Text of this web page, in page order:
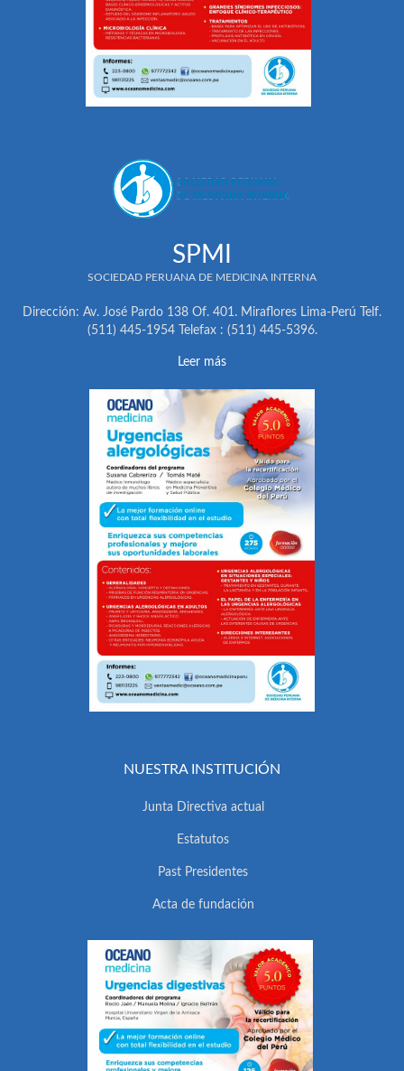
SPMI
SOCIEDAD PERUANA DE MEDICINA INTERNA
Dirección: Av. José Pardo 138 Of. 401. Miraflores Lima-Perú Telf.
(511) 445-1954 Telefax : (511) 445-5396.
Leer más
NUESTRA INSTITUCIÓN
Junta Directiva actual
Estatutos
Past Presidentes
Acta de fundación